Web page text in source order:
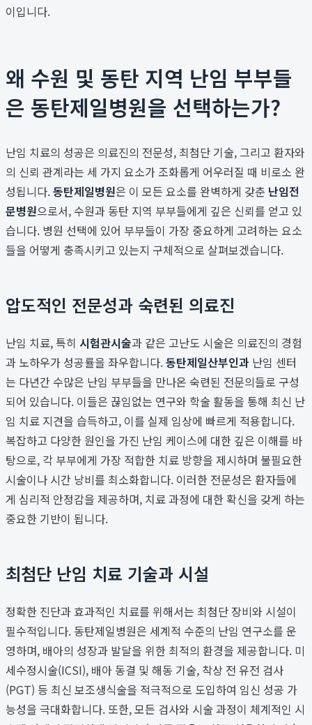
이입니다.
왜 수원 및 동탄 지역 난임 부부들
은 동탄제일병원을 선택하는가?
난임 치료의 성공은 의료진의 전문성, 최첨단 기술, 그리고 환자와
의 신뢰 관계라는 세 가지 요소가 조화롭게 어우러질 때 비로소 완
성됩니다.동탄제일병원은 이 모든 요소를 완벽하게 갖춘 난임전
문병원으로서, 수원과 동탄 지역 부부들에게 깊은 신뢰를 얻고 있
습니다. 병원 선택에 있어 부부들이 가장 중요하게 고려하는 요소
들을 어떻게 충족시키고 있는지 구체적으로 살펴보겠습니다.
압도적인 전문성과 숙련된 의료진
난임 치료, 특히 시험관시술과 같은 고난도 시술은 의료진의 경험
과 노하우가 성공률을 좌우합니다.동탄제일산부인과 난임 센터
는 다년간 수많은 난임 부부들을 만나온 숙련된 전문의들로 구성
되어 있습니다. 이들은 끊임없는 연구와 학술 활동을 통해 최신 난
임 치료 지견을 습득하고, 이를 실제 임상에 빠르게 적용합니다.
복잡하고 다양한 원인을 가진 난임 케이스에 대한 깊은 이해를 바
탕으로, 각 부부에게 가장 적합한 치료 방향을 제시하며 불필요한
시술이나 시간 낭비를 최소화합니다. 이러한 전문성은 환자들에
게 심리적 안정감을 제공하며, 치료 과정에 대한 확신을 갖게 하는
중요한 기반이 됩니다.
최첨단 난임 치료 기술과 시설
정확한 진단과 효과적인 치료를 위해서는 최첨단 장비와 시설이
필수적입니다. 동탄제일병원은 세계적 수준의 난임 연구소를 운
영하며, 배아의 성장과 발달을 위한 최적의 환경을 제공합니다. 미
세수정시술(ICSI), 배아 동결 및 해동 기술, 착상 전 유전 검사
(PGT) 등 최신 보조생식술을 적극적으로 도입하여 임신 성공 가
능성을 극대화합니다. 또한, 모든 검사와 시술 과정이 체계적인 시